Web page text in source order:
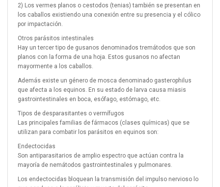
2) Los vermes planos o cestodos (tenias) también se presentan en
los caballos existiendo una conexión entre su presencia y el cólico
por impactación.
Otros parásitos intestinales
Hay un tercer tipo de gusanos denominados tremátodos que son
planos con la forma de una hoja. Estos gusanos no afectan
mayormente a los caballos.
Además existe un género de mosca denominado gasterophilus
que afecta a los equinos. En su estado de larva causa miasis
gastrointestinales en boca, esófago, estómago, etc.
Tipos de desparasitantes o vermífugos
Las principales familias de fármacos (clases químicas) que se
utilizan para combatir los parásitos en equinos son:
Endectocidas
Son antiparasitarios de amplio espectro que actúan contra la
mayoría de nemátodos gastrointestinales y pulmonares.
Los endectocidas bloquean la transmisión del impulso nervioso lo